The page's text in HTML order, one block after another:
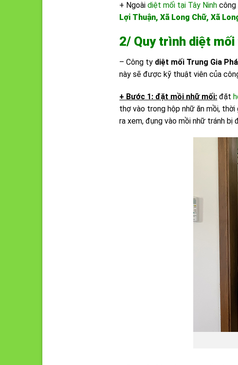
+ Ngoàidiệt mối tại Tây Ninh công
Lợi Thuận, Xã Long Chữ, Xã
2/ Quy trình diệt mối
– Công ty diệt mối Trung Gia
này sẽ được kỹ thuật viên của
+ Bước 1: đặt mồi nhữ mối: đặt
thợ vào trong hộp nhữ ăn mồi,
ra xem, đụng vào mồi nhữ tránh